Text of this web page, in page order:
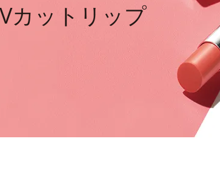
カットリップ